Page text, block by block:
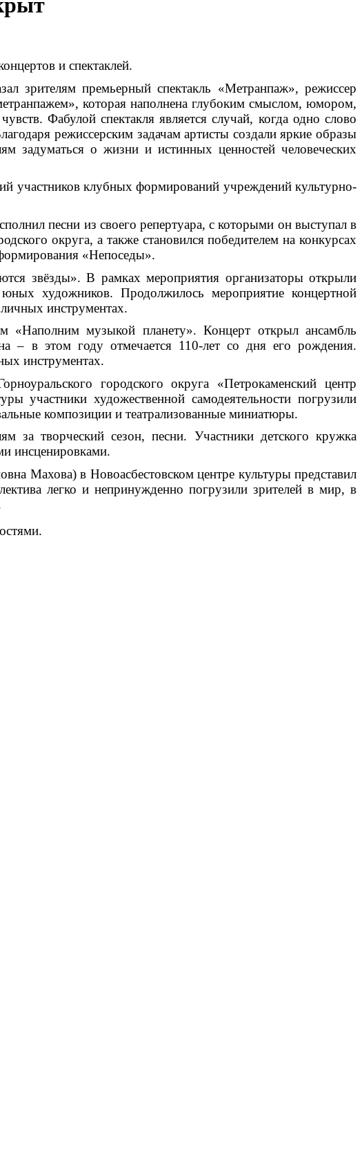
и спектаклей.
зрителям премьерный спектакль «Метранпаж», режиссер
которая наполнена глубоким смыслом, юмором,
Фабулой спектакля является случай, когда одно слово
режиссерским задачам артисты создали яркие образы
задуматься о жизни и истинных ценностей человеческих
участников клубных формирований учреждений культурно-
песни из своего репертуара, с которыми он выступал в
округа, а также становился победителем на конкурсах
«Непоседы».
звёзды». В рамках мероприятия организаторы открыли
художников. Продолжилось мероприятие концертной
инструментах.
«Наполним музыкой планету». Концерт открыл ансамбль
– в этом году отмечается 110-лет со дня его рождения.
инструментах.
городского округа «Петрокаменский центр
художественной самодеятельности погрузили
композиции и театрализованные миниатюры.
творческий сезон, песни. Участники детского кружка
инсценировками.
Махова) в Новоасбестовском центре культуры представил
легко и непринужденно погрузили зрителей в мир, в